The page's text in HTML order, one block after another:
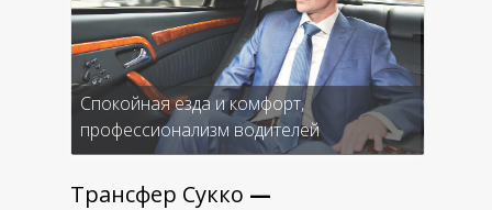
Спокойная езда и комфорт,
профессионализм водителей
Трансфер Сукко —